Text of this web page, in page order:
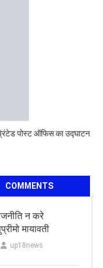
पोस्ट ऑफिस का उद्घाटन
COMMENTS
न करे
मायावती
up18news